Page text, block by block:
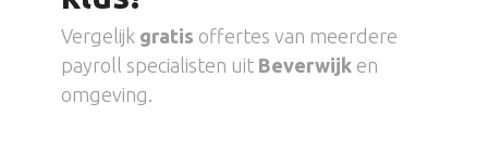
Vergelijk gratis offertes van meerdere
payroll specialisten uit Beverwijk en
omgeving.